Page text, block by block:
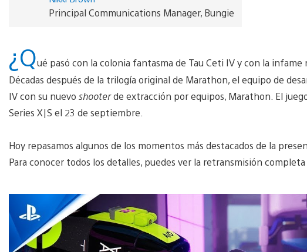
Principal Communications Manager, Bungie
¿Qué pasó con la colonia fantasma de Tau Ceti IV y con la infame
Décadas después de la trilogía original de Marathon, el equipo de
IV con su nuevo shooterde extracción por equipos, Marathon. El
Series X|S el 23 de septiembre.
Hoy repasamos algunos de los momentos más destacados de la
Para conocer todos los detalles, puedes ver la retransmisión completa